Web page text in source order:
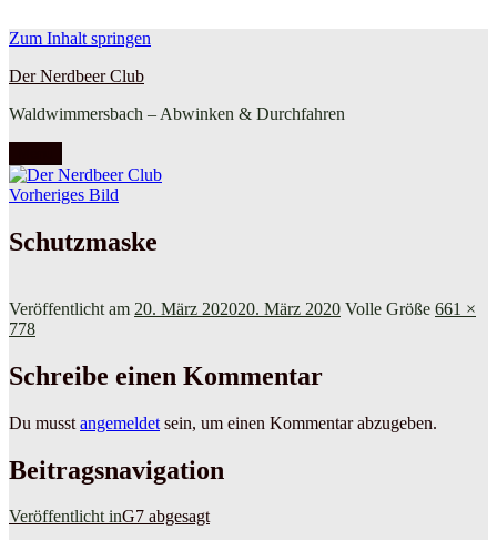
Zum Inhalt springen
Der Nerdbeer Club
Waldwimmersbach – Abwinken & Durchfahren
Vorheriges Bild
Schutzmaske
Veröffentlicht am 20. März 202020. März 2020 Volle Größe 661 ×
778
Schreibe einen Kommentar
Du musst angemeldet sein, um einen Kommentar abzugeben.
Beitragsnavigation
Veröffentlicht inG7 abgesagt